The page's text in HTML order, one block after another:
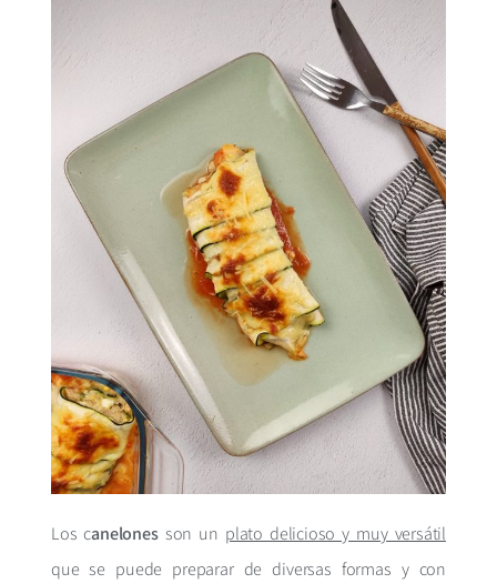
Los canelonesson un plato delicioso y muy versátil
que se puede preparar de diversas formas y con